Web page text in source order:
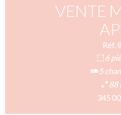
VENTE
Réf.
6
5
88
345